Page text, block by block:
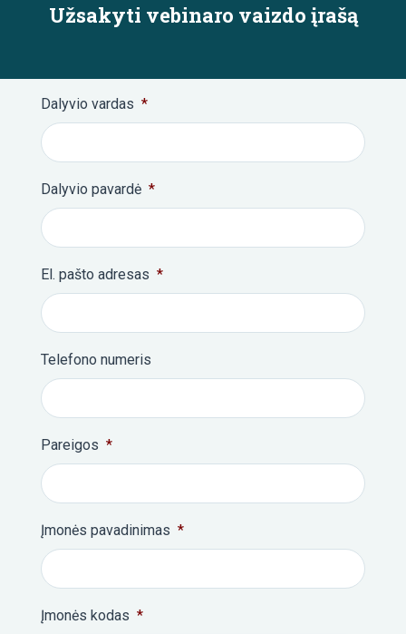
Užsakyti vebinaro vaizdo įrašą
Dalyvio vardas *
Dalyvio pavardė *
El. pašto adresas *
Telefono numeris
Pareigos *
Įmonės pavadinimas *
Įmonės kodas *